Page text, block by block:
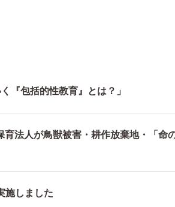
『包括的性教育』とは？」
法人が鳥獣被害・耕作放棄地・「命
施しました